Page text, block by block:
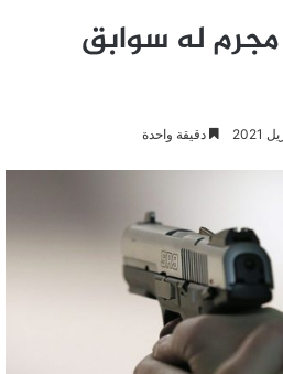
له سوابق
دقيقة واحدة